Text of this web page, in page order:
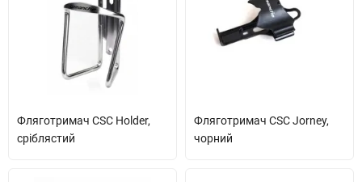
Фляготримач CSC Holder,
сріблястий
Фляготримач CSC Jorney,
чорний